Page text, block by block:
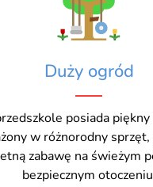
Duży ogród
posiada
w różnorodny sprzęt,
zabawę na świeżym
bezpiecznym